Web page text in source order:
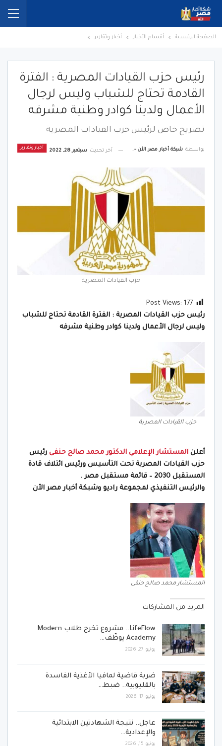
الصفحة الرئيسية أقسام الأخبار أخبار وتقارير
رئيس حزب القيادات المصرية : الفترة
القادمة تحتاج للشباب وليس لرجال
الأعمال ولدينا كوادر وطنية مشرفه
تصريح خاص لرئيس حزب القيادات المصرية
أخبار وتقارير بواسطة شبكة أخبار مصر الأن - Egypt News Network Now آخر تحديث سبتمبر 28, 2022
حزب القيادات المصرية
Post Views: 177
رئيس حزب القيادات المصرية : الفترة القادمة تحتاج للشباب
وليس لرجال الأعمال ولدينا كوادر وطنية مشرفه
حزب القيادات المصرية
أعلن المستشار الإعلامي الدكتور محمد صالح حنفى رئيس
حزب القيادات المصرية تحت التأسيس ورئيس ائتلاف قادة
المستقبل 2030 – قائمة مستقبل مصر .
والرئيس التنفيذي لمجموعة راديو وشبكة أخبار مصر الأن
المستشار محمد صالح حنفى
المزيد من المشاركات
LifeFlow.. مشروع تخرج طلاب Modern
Academy يوظّف…
يونيو 27, 2026
ضربة قاضية لمافيا الأغذية الفاسدة
بالقليوبية.. ضبط…
يونيو 17, 2026
عاجل.. نتيجة الشهادتين الابتدائية
والإعدادية…
يونيو 15, 2026